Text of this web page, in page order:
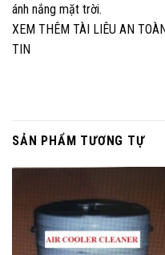
ánh nắng mặt trời.
XEM THÊM TÀI LIÊU AN
TIN
SẢN PHẨM TƯƠNG TỰ